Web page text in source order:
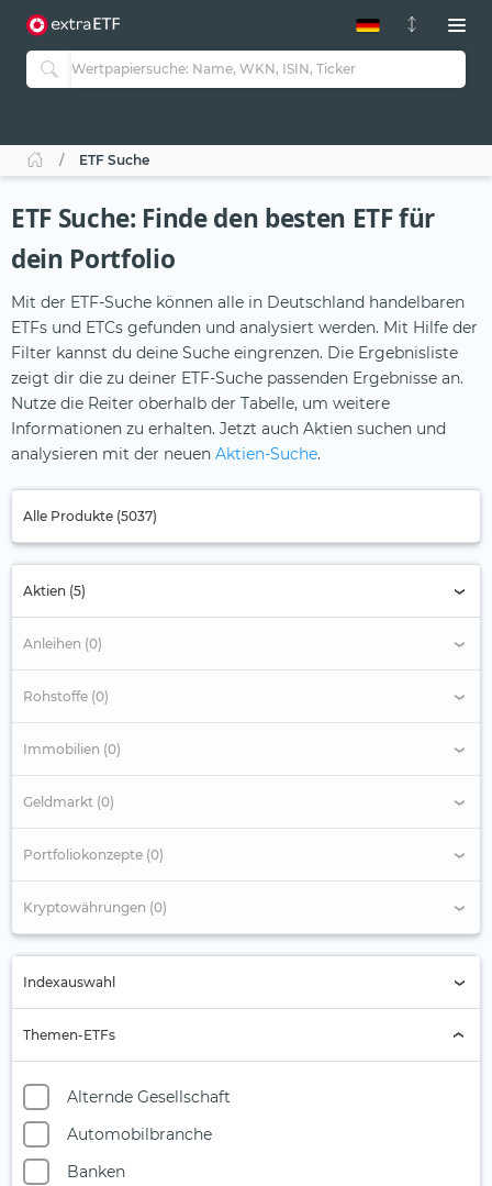
ETF-Guide 2.0
Guide Aktive ETFs
ETF-Sparpläne
ETF Suche
ETF Suche: Finde den besten ETF für
dein Portfolio
Mit der ETF-Suche können alle in Deutschland handelbaren
ETFs und ETCs gefunden und analysiert werden. Mit Hilfe der
Filter kannst du deine Suche eingrenzen. Die Ergebnisliste
zeigt dir die zu deiner ETF-Suche passenden Ergebnisse an.
Nutze die Reiter oberhalb der Tabelle, um weitere
Informationen zu erhalten. Jetzt auch Aktien suchen und
analysieren mit der neuen Aktien-Suche.
Alle Produkte (5037)
Aktien (5)
Anleihen (0)
Rohstoffe (0)
Immobilien (0)
Geldmarkt (0)
Portfoliokonzepte (0)
Kryptowährungen (0)
Indexauswahl
Indexauswahl
Themen-ETFs
Alternde Gesellschaft
Automobilbranche
Banken